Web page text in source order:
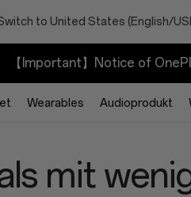
to United States (English/
【Important】Notice of
Wearables Audioprodukt
mit